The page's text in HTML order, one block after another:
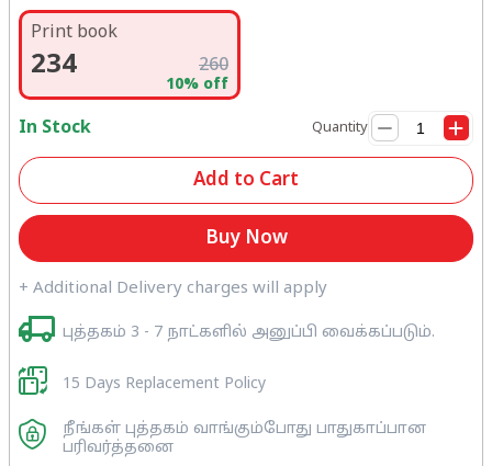
Print book
234 260
10% off
In Stock Quantity
Add to Cart
Buy Now
+ Additional Delivery charges will apply
புத்தகம் 3 - 7 நாட்களில் அனுப்பி வைக்கப்படும்.
15 Days Replacement Policy
நீங்கள் புத்தகம் வாங்கும்போது பாதுகாப்பான
பரிவர்த்தனை